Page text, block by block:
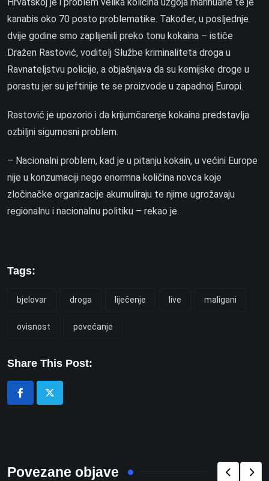
kanabis oko 70 posto problematike. Također, u posljednje
dvije godine smo zaplijenili preko tonu kokaina – ističe
Dražen Rastović, voditelj Službe kriminaliteta droga u
Ravnateljstvu policije, a objašnjava da su kemijske droge u
porastu jer su jeftinije te se proizvode u zapadnoj Europi.
Rastović je upozorio i da krijumčarenje kokaina predstavlja
ozbiljni sigurnosni problem.
– Nacionalni problem, kad je u pitanju kokain, u većini Europe
nije u konzumaciji nego enormna količina novca koje
zločinačke organizacije akumuliraju te njime ugrožavaju
regionalnu i nacionalnu politiku – rekao je.
Tags:
bjelovar droga liječenje live maligani
ovisnost povećanje
Share This Post:
Povezane objave